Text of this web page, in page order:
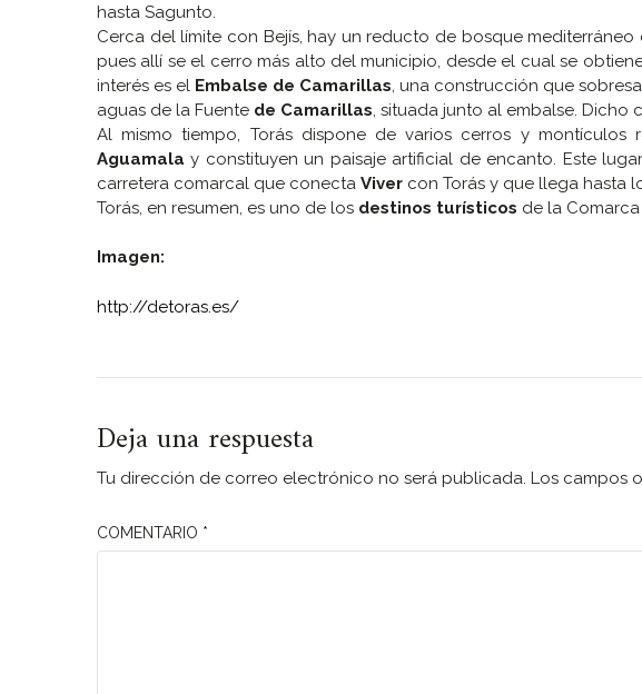
hasta Sagunto.
Cerca del límite con Bejís, hay un reducto de bosque
pues allí se el cerro más alto del municipio, desde el cual se
interés es el Embalse de Camarillas, una construcción que
aguas de la Fuente de Camarillas, situada junto al embalse.
Al mismo tiempo, Torás dispone de varios cerros y
Aguamala y constituyen un paisaje artificial de encanto. Este
carretera comarcal que conecta Viver con Torás y que llega hasta
Torás, en resumen, es uno de los destinos turísticos de la
Imagen:
http://detoras.es/
Deja una respuesta
Tu dirección de correo electrónico no será publicada. Los campos
COMENTARIO *